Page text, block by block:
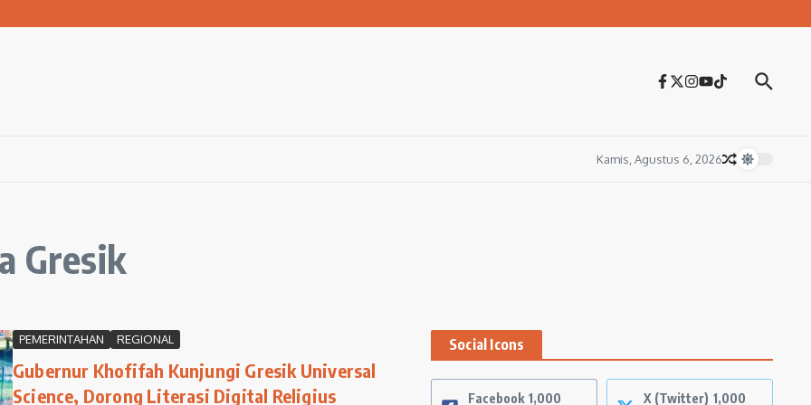
Ngawi Gelar Seminar Golden Parenting
Kamis, Agustus 6, 2026
Gresik
PEMERINTAHAN REGIONAL
Gubernur Khofifah Kunjungi Gresik Universal
Science, Dorong Literasi Digital Religius
Social Icons
Facebook 1,000
X (Twitter) 1,000